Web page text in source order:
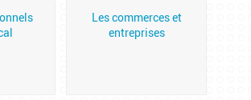
Les commerces et
entreprises